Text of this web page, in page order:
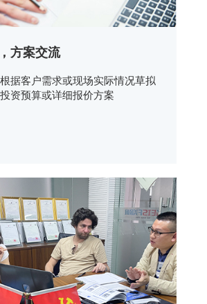
方案交流
据客户需求或现场实际情况草拟
资预算或详细报价方案